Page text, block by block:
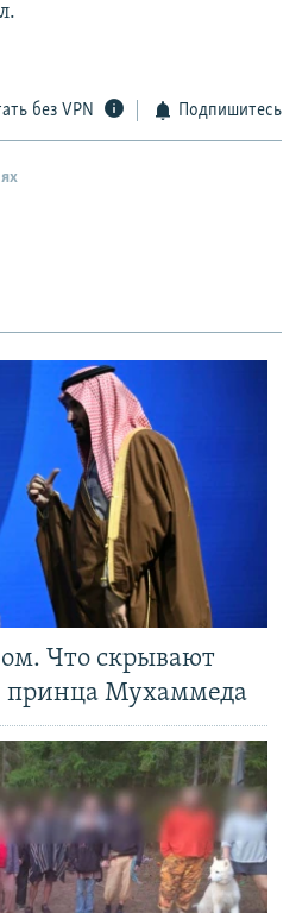
без VPN Подпишитесь
Что скрывают
принца Мухаммеда